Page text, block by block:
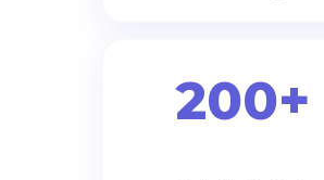
200+